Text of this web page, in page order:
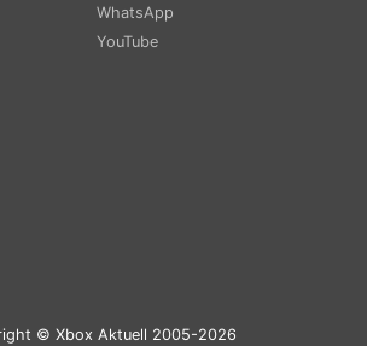
WhatsApp
YouTube
© Xbox Aktuell 2005-2026